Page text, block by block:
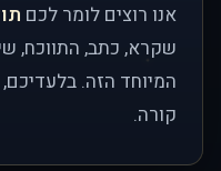
אנו רוצים לומר לכם
שקרא, כתב, התווכח,
המיוחד הזה.
קורה.